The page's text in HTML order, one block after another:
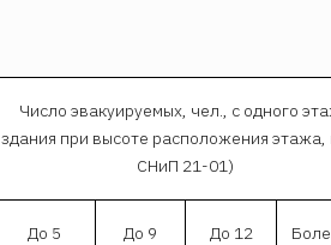
Число эвакуируемых, чел., с одного
здания при высоте расположения этажа,
СНиП 21-01)
До 5 До 9 До 12